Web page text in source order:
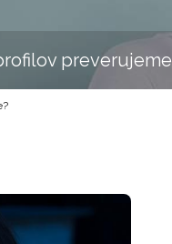
preverujeme